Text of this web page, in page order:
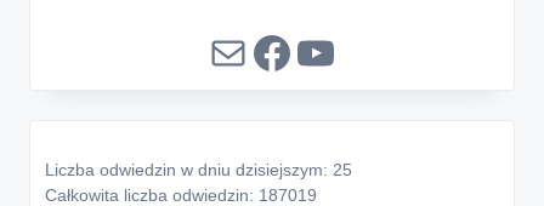
MailFacebook
YouTube
Liczba odwiedzin w dniu dzisiejszym: 25
Całkowita liczba odwiedzin: 187019